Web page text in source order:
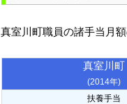
真室川町職員の諸手当月
真室川町
(2014年)
扶養手当